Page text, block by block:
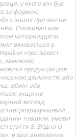
у якого він був
за формою,
з інших причин не
Споживач має
чотирнадцяти
вживається в
«про захист
замовляє,
продукцію для
діяльністю або
обмін або
якщо не
вигляд,
розрахунковий
товаром. умови
стаття 8. Згідно із
в разі виявлення